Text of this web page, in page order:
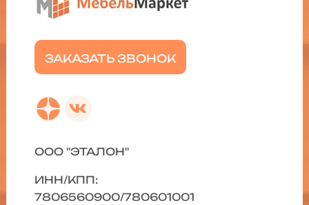
ЗАКАЗАТЬ ЗВОНОК
ООО "ЭТАЛОН"
ИНН/КПП:
7806560900/780601001